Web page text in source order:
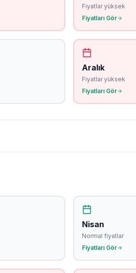
Fiyatlar yüksek
Fiyatları Gör
Aralık
Fiyatlar yüksek
Fiyatları Gör
Nisan
Normal fiyatlar
Fiyatları Gör